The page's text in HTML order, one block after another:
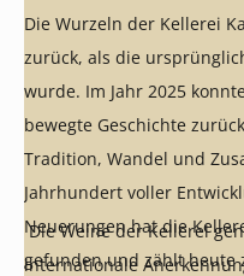
Die Wurzeln der Kellerei
zurück, als die
wurde. Im Jahr 2025
bewegte Geschichte
Tradition, Wandel und
Jahrhundert voller
Neuerungen hat die
gefunden und zählt heute
Die Weine der Kellerei
internationale